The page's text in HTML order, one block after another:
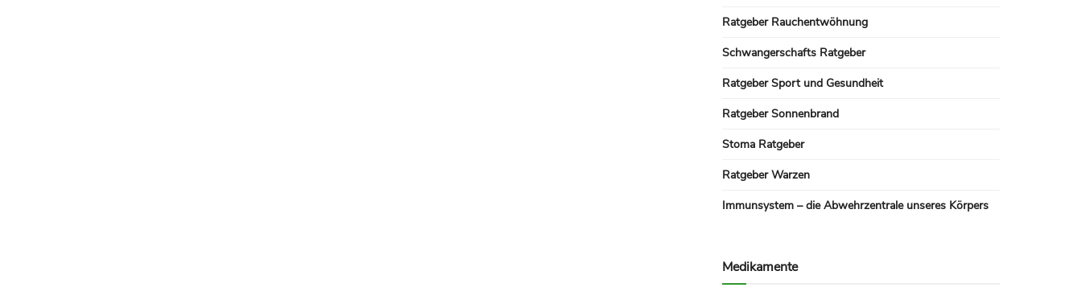
Ratgeber Rauchentwöhnung
Schwangerschafts Ratgeber
Ratgeber Sport und Gesundheit
Ratgeber Sonnenbrand
Stoma Ratgeber
Ratgeber Warzen
Immunsystem – die Abwehrzentrale unseres Körpers
Medikamente